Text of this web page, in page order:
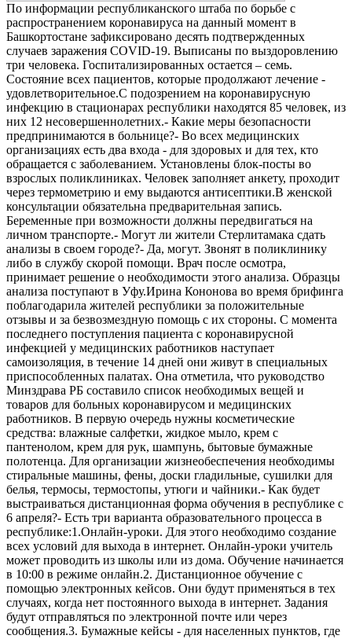
По информации республиканского штаба по борьбе с
распространением коронавируса на данный момент в
Башкортостане зафиксировано десять подтвержденных
случаев заражения COVID-19. Выписаны по выздоровлению
три человека. Госпитализированных остается – семь.
Состояние всех пациентов, которые продолжают лечение -
удовлетворительное.С подозрением на коронавирусную
инфекцию в стационарах республики находятся 85 человек, из
них 12 несовершеннолетних.- Какие меры безопасности
предпринимаются в больнице?- Во всех медицинских
организациях есть два входа - для здоровых и для тех, кто
обращается с заболеванием. Установлены блок-посты во
взрослых поликлиниках. Человек заполняет анкету, проходит
через термометрию и ему выдаются антисептики.В женской
консультации обязательна предварительная запись.
Беременные при возможности должны передвигаться на
личном транспорте.- Могут ли жители Стерлитамака сдать
анализы в своем городе?- Да, могут. Звонят в поликлинику
либо в службу скорой помощи. Врач после осмотра,
принимает решение о необходимости этого анализа. Образцы
анализа поступают в Уфу.Ирина Кононова во время брифинга
поблагодарила жителей республики за положительные
отзывы и за безвозмездную помощь с их стороны. С момента
последнего поступления пациента с коронавирусной
инфекцией у медицинских работников наступает
самоизоляция, в течение 14 дней они живут в специальных
приспособленных палатах. Она отметила, что руководство
Минздрава РБ составило список необходимых вещей и
товаров для больных коронавирусом и медицинских
работников. В первую очередь нужны косметические
средства: влажные салфетки, жидкое мыло, крем с
пантенолом, крем для рук, шампунь, бытовые бумажные
полотенца. Для организации жизнеобеспечения необходимы
стиральные машины, фены, доски гладильные, сушилки для
белья, термосы, термостопы, утюги и чайники.- Как будет
выстраиваться дистанционная форма обучения в республике с
6 апреля?- Есть три варианта образовательного процесса в
республике:1.Онлайн-уроки. Для этого необходимо создание
всех условий для выхода в интернет. Онлайн-уроки учитель
может проводить из школы или из дома. Обучение начинается
в 10:00 в режиме онлайн.2. Дистанционное обучение с
помощью электронных кейсов. Они будут применяться в тех
случаях, когда нет постоянного выхода в интернет. Задания
будут отправляться по электронной почте или через
сообщения.3. Бумажные кейсы - для населенных пунктов, где